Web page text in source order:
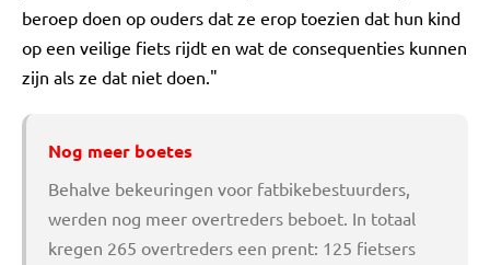
beroep doen op ouders dat ze erop toezien dat hun kind
op een veilige fiets rijdt en wat de consequenties kunnen
zijn als ze dat niet doen."
Nog meer boetes
Behalve bekeuringen voor fatbikebestuurders,
werden nog meer overtreders beboet. In totaal
kregen 265 overtreders een prent: 125 fietsers